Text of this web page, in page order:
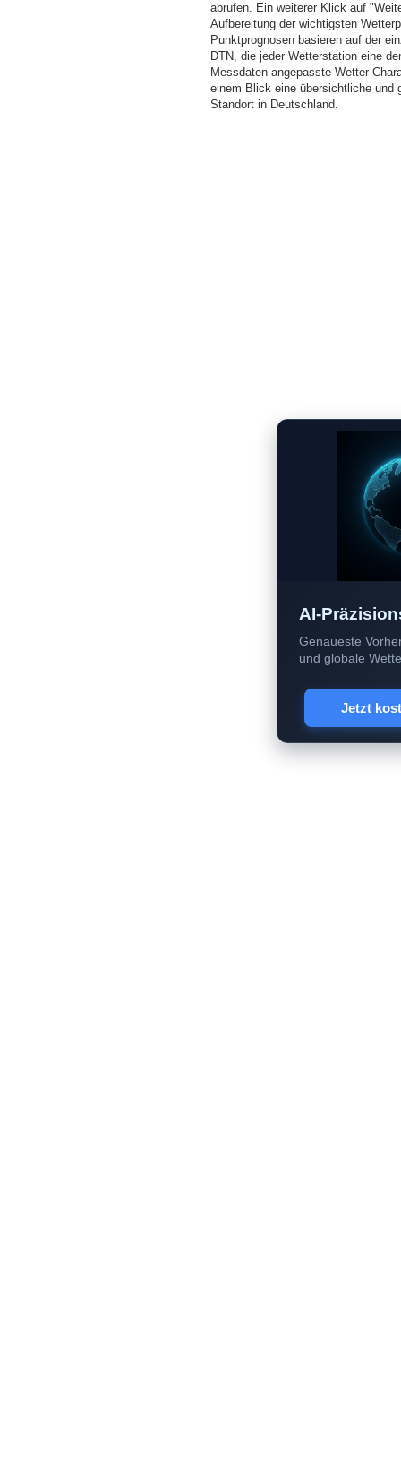
abrufen. Ein weiterer Klick auf
Aufbereitung der wichtigsten
Punktprognosen basieren auf der
DTN, die jeder Wetterstation eine
Messdaten angepasste Wetter-
einem Blick eine übersichtliche und
Standort in Deutschland.
AI-
Genaueste
und globale
Jetzt